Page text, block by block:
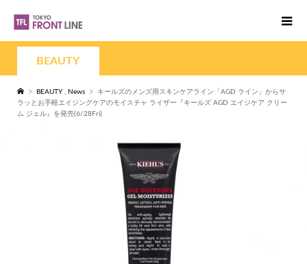
BEAUTY
BEAUTY , News
キールズのメンズ用スキンケアライン「AGD ライン」からサ
ラッとお手軽エイジングケアのモイスチャ ライザー『キールズ AGD エイジケア クリー
ム ジェル』を発売(6/28Fri)